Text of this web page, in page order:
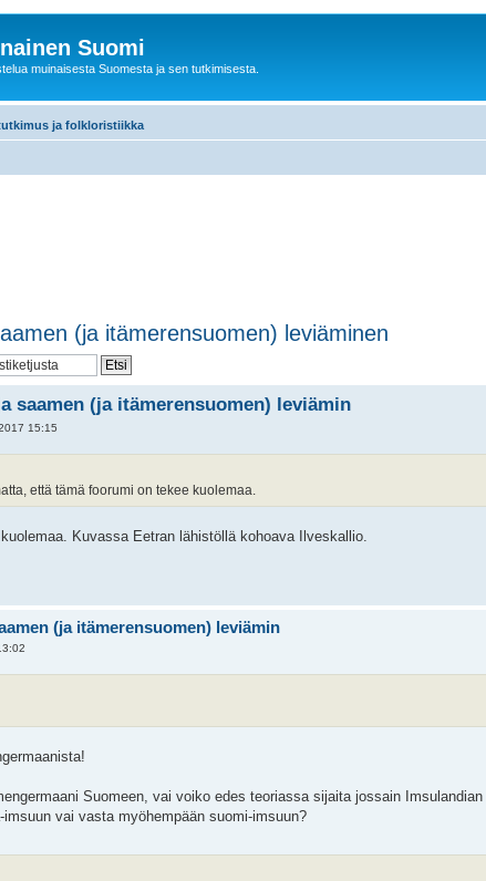
Suomi
muinaisesta Suomesta ja sen tutkimisesta.
ja folkloristiikka
(ja itämerensuomen) leviäminen
saamen (ja itämerensuomen) leviämin
15:15
että tämä foorumi on tekee kuolemaa.
Kuvassa Eetran lähistöllä kohoava Ilveskallio.
(ja itämerensuomen) leviämin
Suomeen, vai voiko edes teoriassa sijaita jossain
vai vasta myöhempään suomi-imsuun?